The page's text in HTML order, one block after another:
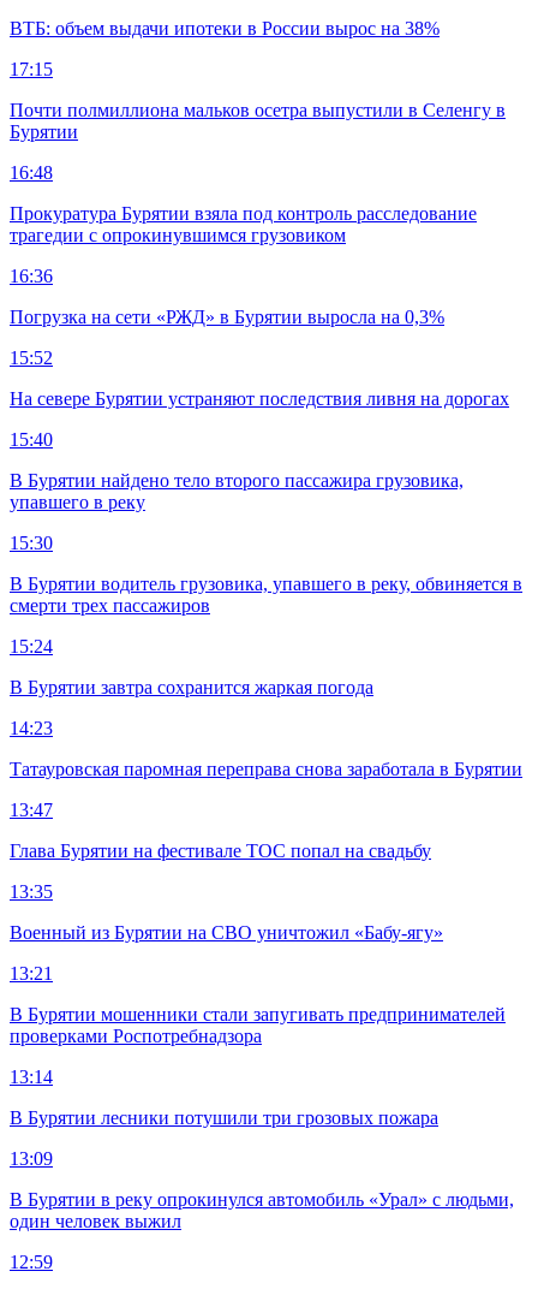
ВТБ: объем выдачи ипотеки в России вырос на 38%
17:15
Почти полмиллиона мальков осетра выпустили в Селенгу в
Бурятии
16:48
Прокуратура Бурятии взяла под контроль расследование
трагедии с опрокинувшимся грузовиком
16:36
Погрузка на сети «РЖД» в Бурятии выросла на 0,3%
15:52
На севере Бурятии устраняют последствия ливня на дорогах
15:40
В Бурятии найдено тело второго пассажира грузовика,
упавшего в реку
15:30
В Бурятии водитель грузовика, упавшего в реку, обвиняется в
смерти трех пассажиров
15:24
В Бурятии завтра сохранится жаркая погода
14:23
Татауровская паромная переправа снова заработала в Бурятии
13:47
Глава Бурятии на фестивале ТОС попал на свадьбу
13:35
Военный из Бурятии на СВО уничтожил «Бабу-ягу»
13:21
В Бурятии мошенники стали запугивать предпринимателей
проверками Роспотребнадзора
13:14
В Бурятии лесники потушили три грозовых пожара
13:09
В Бурятии в реку опрокинулся автомобиль «Урал» с людьми,
один человек выжил
12:59